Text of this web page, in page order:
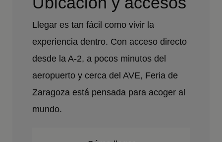
Llegar es tan fácil como vivir la
experiencia dentro. Con acceso directo
desde la A-2, a pocos minutos del
aeropuerto y cerca del AVE, Feria de
Zaragoza está pensada para acoger al
mundo.